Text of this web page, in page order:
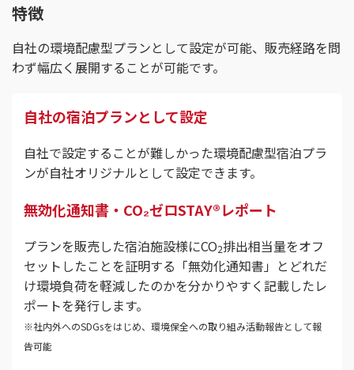
特徴
自社の環境配慮型プランとして設定が可能、販売経路を問
わず幅広く展開することが可能です。
自社の宿泊プランとして設定
自社で設定することが難しかった環境配慮型宿泊プラ
ンが自社オリジナルとして設定できます。
無効化通知書・CO₂ゼロSTAY®レポート
プランを販売した宿泊施設様にCO2排出相当量をオフ
セットしたことを証明する「無効化通知書」とどれだ
け環境負荷を軽減したのかを分かりやすく記載したレ
ポートを発行します。
※社内外へのSDGsをはじめ、環境保全への取り組み活動報告として報
告可能